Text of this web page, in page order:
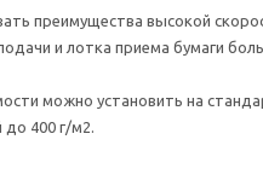
преимущества высокой
и лотка приема бумаги
можно установить на
400 г/м2.